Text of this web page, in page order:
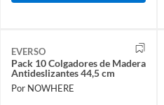
EVERSO
Pack 10 Colgadores de Madera
Antideslizantes 44,5 cm
Por NOWHERE